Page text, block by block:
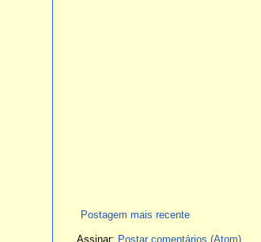
Postagem mais recente
Assinar: Postar comentários (Atom)